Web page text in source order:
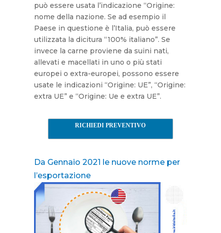
può essere usata l’indicazione “Origine:
nome della nazione. Se ad esempio il
Paese in questione è l’Italia, può essere
utilizzata la dicitura “100% italiano”. Se
invece la carne proviene da suini nati,
allevati e macellati in uno o più stati
europei o extra-europei, possono essere
usate le indicazioni “Origine: UE”, “Origine:
extra UE” e “Origine: Ue e extra UE”.
RICHIEDI PREVENTIVO
Da Gennaio 2021 le nuove norme per
l’esportazione